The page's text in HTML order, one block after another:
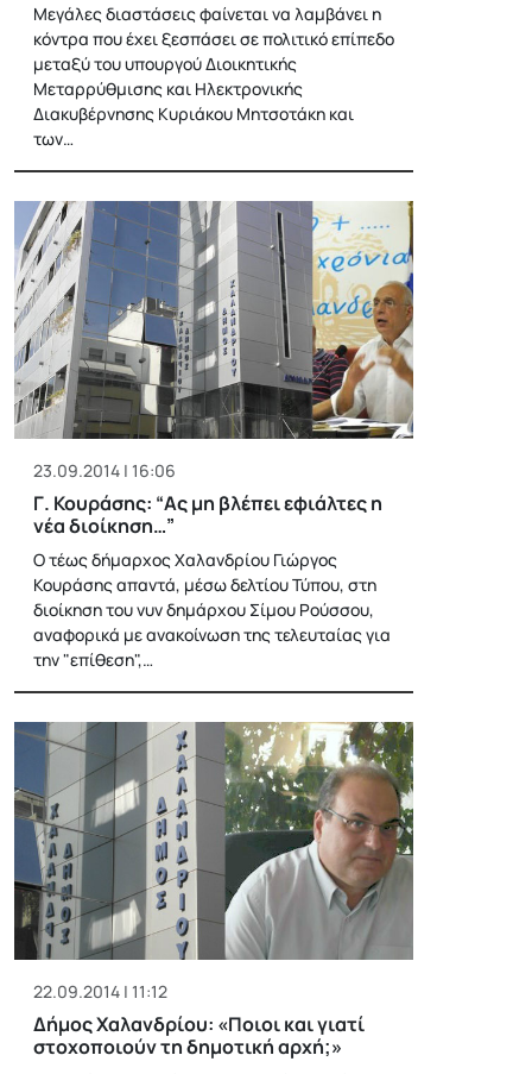
Μεγάλες διαστάσεις φαίνεται να λαμβάνει η
κόντρα που έχει ξεσπάσει σε πολιτικό επίπεδο
μεταξύ του υπουργού Διοικητικής
Μεταρρύθμισης και Ηλεκτρονικής
Διακυβέρνησης Κυριάκου Μητσοτάκη και
των…
23.09.2014 | 16:06
Γ. Κουράσης: “Ας μη βλέπει εφιάλτες η
νέα διοίκηση…”
Ο τέως δήμαρχος Χαλανδρίου Γιώργος
Κουράσης απαντά, μέσω δελτίου Τύπου, στη
διοίκηση του νυν δημάρχου Σίμου Ρούσσου,
αναφορικά με ανακοίνωση της τελευταίας για
την "επίθεση",…
22.09.2014 | 11:12
Δήμος Χαλανδρίου: «Ποιοι και γιατί
στοχοποιούν τη δημοτική αρχή;»